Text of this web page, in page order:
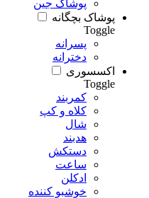
پوشاک جین
پوشاک بچگانه
Toggle
پسرانه
دخترانه
اکسسوری
Toggle
کمربند
کلاه و کپ
شال
هدبند
دستکش
ساعت
ادکلن
خوشبو کننده